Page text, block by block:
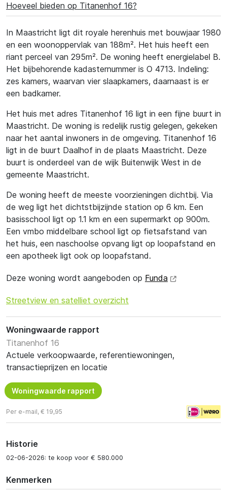
Hoeveel bieden op Titanenhof 16?
In Maastricht ligt dit royale herenhuis met bouwjaar 1980
en een woonoppervlak van 188m². Het huis heeft een
riant perceel van 295m². De woning heeft energielabel B.
Het bijbehorende kadasternummer is O 4713. Indeling:
zes kamers, waarvan vier slaapkamers, daarnaast is er
een badkamer.
Het huis met adres Titanenhof 16 ligt in een fijne buurt in
Maastricht. De woning is redelijk rustig gelegen, gekeken
naar het aantal inwoners in de omgeving. Titanenhof 16
ligt in de buurt Daalhof in de plaats Maastricht. Deze
buurt is onderdeel van de wijk Buitenwijk West in de
gemeente Maastricht.
De woning heeft de meeste voorzieningen dichtbij. Via
de weg ligt het dichtstbijzijnde station op 6 km. Een
basisschool ligt op 1.1 km en een supermarkt op 900m.
Een vmbo middelbare school ligt op fietsafstand van
het huis, een naschoolse opvang ligt op loopafstand en
een apotheek ligt ook op loopafstand.
Deze woning wordt aangeboden op Funda
Streetview en satelliet overzicht
Woningwaarde rapport
Titanenhof 16
Actuele verkoopwaarde, referentiewoningen,
transactieprijzen en locatie
Woningwaarde rapport
Per e-mail, € 19,95
Historie
02-06-2026: te koop voor € 580.000
Kenmerken